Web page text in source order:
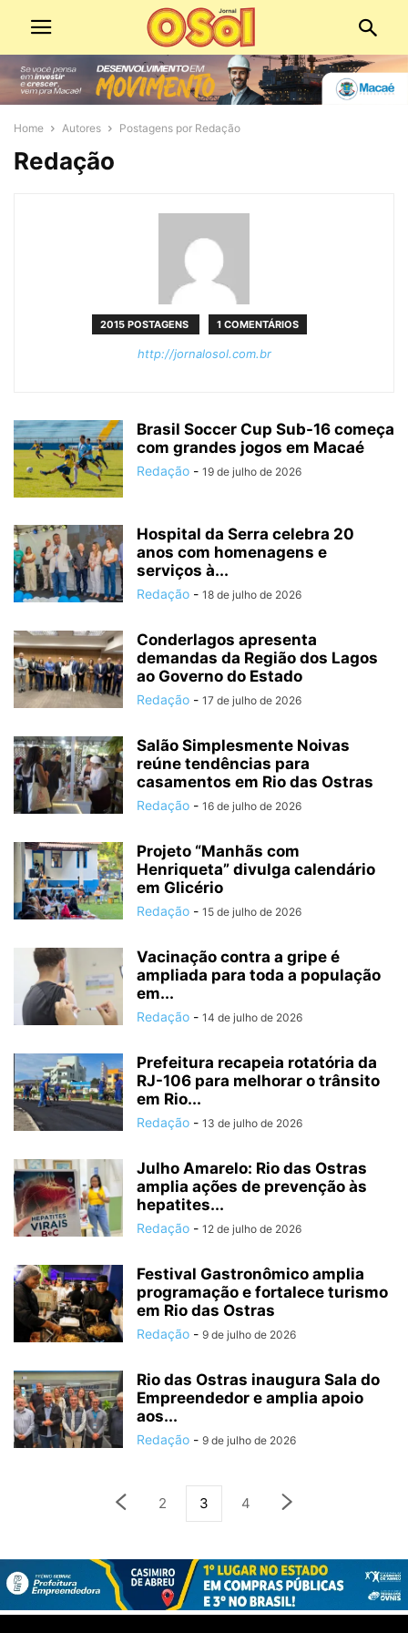
Home Autores Postagens por Redação
Redação
2015 POSTAGENS 1 COMENTÁRIOS
http://jornalosol.com.br
Brasil Soccer Cup Sub-16 começa
com grandes jogos em Macaé
Redação - 19 de julho de 2026
Hospital da Serra celebra 20
anos com homenagens e
serviços à...
Redação - 18 de julho de 2026
Conderlagos apresenta
demandas da Região dos Lagos
ao Governo do Estado
Redação - 17 de julho de 2026
Salão Simplesmente Noivas
reúne tendências para
casamentos em Rio das Ostras
Redação - 16 de julho de 2026
Projeto “Manhãs com
Henriqueta” divulga calendário
em Glicério
Redação - 15 de julho de 2026
Vacinação contra a gripe é
ampliada para toda a população
em...
Redação - 14 de julho de 2026
Prefeitura recapeia rotatória da
RJ-106 para melhorar o trânsito
em Rio...
Redação - 13 de julho de 2026
Julho Amarelo: Rio das Ostras
amplia ações de prevenção às
hepatites...
Redação - 12 de julho de 2026
Festival Gastronômico amplia
programação e fortalece turismo
em Rio das Ostras
Redação - 9 de julho de 2026
Rio das Ostras inaugura Sala do
Empreendedor e amplia apoio
aos...
Redação - 9 de julho de 2026
2 3 4